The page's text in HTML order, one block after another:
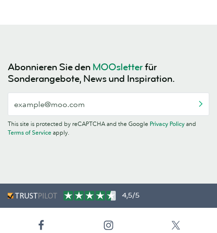
Abonnieren Sie den MOOsletterfür
Sonderangebote, News und Inspiration.
This site is protected by reCAPTCHA and the Google Privacy Policy and
Terms of Service apply.
4,5/5